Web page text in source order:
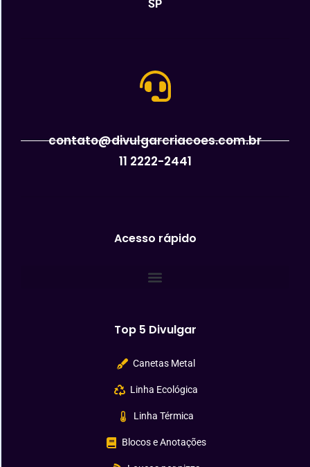
SP
contato@divulgarcriacoes.com.br
11 2222-2441
Acesso rápido
Top 5 Divulgar
Canetas Metal
Linha Ecológica
Linha Térmica
Blocos e Anotações